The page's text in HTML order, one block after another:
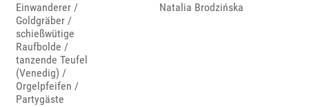
Einwanderer /
Goldgräber /
schießwütige
Raufbolde /
tanzende Teufel
(Venedig) /
Orgelpfeifen /
Partygäste
Natalia Brodzińska